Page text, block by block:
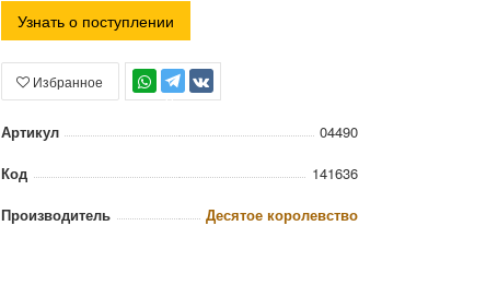
Узнать о поступлении
TG
Избранное
Артикул
04490
Код
141636
Производитель
Десятое королевство